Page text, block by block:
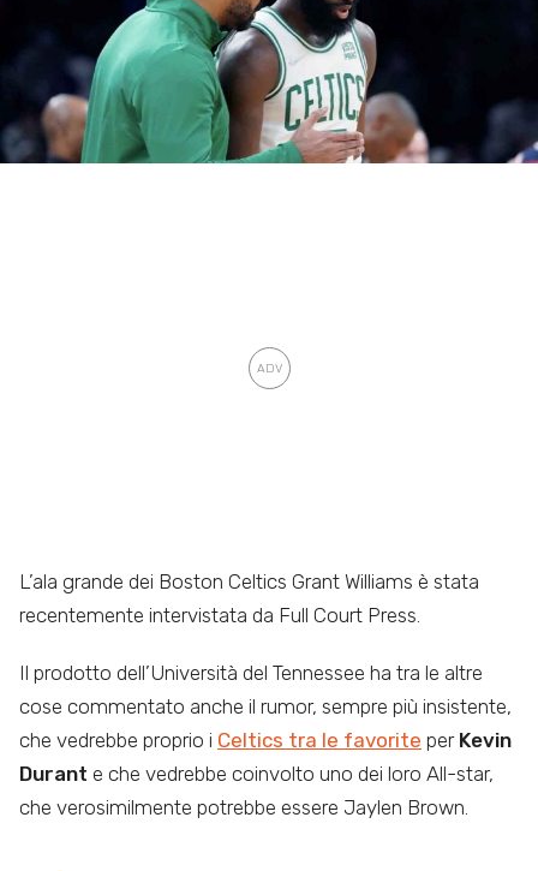
L’ala grande dei Boston Celtics Grant Williams è stata
recentemente intervistata da Full Court Press.
Il prodotto dell’Università del Tennessee ha tra le altre
cose commentato anche il rumor, sempre più insistente,
che vedrebbe proprio i Celtics tra le favorite per Kevin
Durant e che vedrebbe coinvolto uno dei loro All-star,
che verosimilmente potrebbe essere Jaylen Brown.